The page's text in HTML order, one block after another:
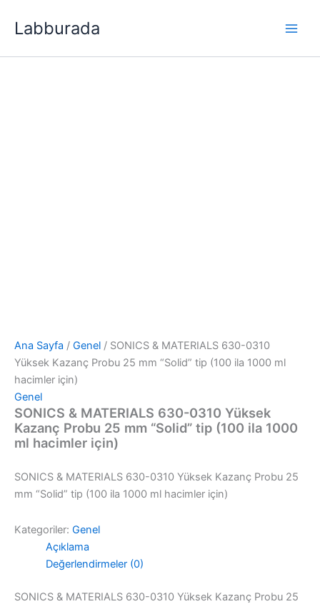
atlaLabburada
Ana Sayfa / Genel / SONICS & MATERIALS 630-0310
Yüksek Kazanç Probu 25 mm “Solid” tip (100 ila 1000 ml
hacimler için)
Genel
SONICS & MATERIALS 630-0310 Yüksek
Kazanç Probu 25 mm “Solid” tip (100 ila 1000
ml hacimler için)
SONICS & MATERIALS 630-0310 Yüksek Kazanç Probu 25
mm “Solid” tip (100 ila 1000 ml hacimler için)
Kategoriler: Genel
Açıklama
Değerlendirmeler (0)
SONICS & MATERIALS 630-0310 Yüksek Kazanç Probu 25